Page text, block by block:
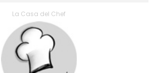
La Casa del Chef